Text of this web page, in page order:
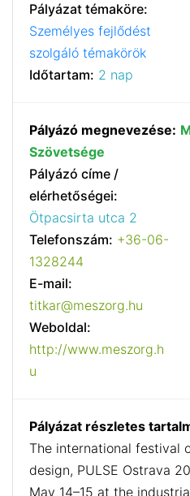
Pályázat témaköre:
Személyes fejlődést
szolgáló témakörök
Időtartam: 2 nap
Pályázó megnevezése:
Szövetsége
Pályázó címe /
elérhetőségei:
Ötpacsirta utca 2
Telefonszám: +36-06-
1328244
E-mail:
titkar@meszorg.hu
Weboldal:
http://www.meszorg.h
u
Pályázat részletes
The international festival
design, PULSE Ostrava
May 14–15 at the